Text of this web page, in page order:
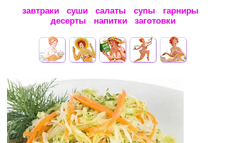
завтраки суши салаты супы
гарниры
десерты
напитки заготовки